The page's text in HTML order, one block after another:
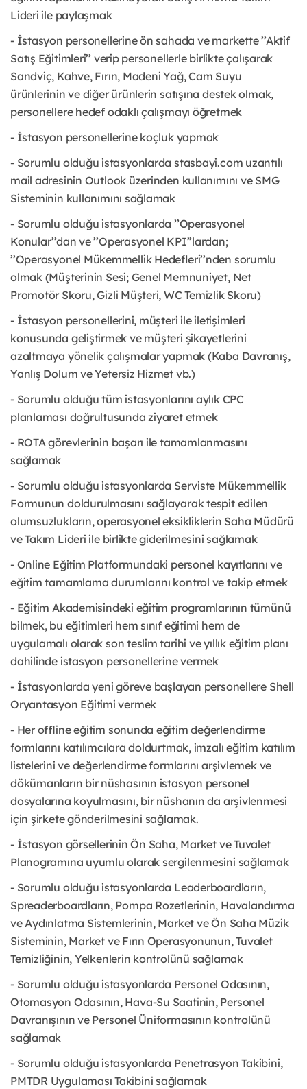
Lideri ile paylaşmak
- İstasyon personellerine ön sahada ve markette ’’Aktif
Satış Eğitimleri’’ verip personellerle birlikte çalışarak
Sandviç, Kahve, Fırın, Madeni Yağ, Cam Suyu
ürünlerinin ve diğer ürünlerin satışına destek olmak,
personellere hedef odaklı çalışmayı öğretmek
- İstasyon personellerine koçluk yapmak
- Sorumlu olduğu istasyonlarda stasbayi.com uzantılı
mail adresinin Outlook üzerinden kullanımını ve SMG
Sisteminin kullanımını sağlamak
- Sorumlu olduğu istasyonlarda ’’Operasyonel
Konular’’dan ve ’’Operasyonel KPI’’lardan;
’’Operasyonel Mükemmellik Hedefleri’’nden sorumlu
olmak (Müşterinin Sesi; Genel Memnuniyet, Net
Promotör Skoru, Gizli Müşteri, WC Temizlik Skoru)
- İstasyon personellerini, müşteri ile iletişimleri
konusunda geliştirmek ve müşteri şikayetlerini
azaltmaya yönelik çalışmalar yapmak (Kaba Davranış,
Yanlış Dolum ve Yetersiz Hizmet vb.)
- Sorumlu olduğu tüm istasyonlarını aylık CPC
planlaması doğrultusunda ziyaret etmek
- ROTA görevlerinin başarı ile tamamlanmasını
sağlamak
- Sorumlu olduğu istasyonlarda Serviste Mükemmellik
Formunun doldurulmasını sağlayarak tespit edilen
olumsuzlukların, operasyonel eksikliklerin Saha Müdürü
ve Takım Lideri ile birlikte giderilmesini sağlamak
- Online Eğitim Platformundaki personel kayıtlarını ve
eğitim tamamlama durumlarını kontrol ve takip etmek
- Eğitim Akademisindeki eğitim programlarının tümünü
bilmek, bu eğitimleri hem sınıf eğitimi hem de
uygulamalı olarak son teslim tarihi ve yıllık eğitim planı
dahilinde istasyon personellerine vermek
- İstasyonlarda yeni göreve başlayan personellere Shell
Oryantasyon Eğitimi vermek
- Her offline eğitim sonunda eğitim değerlendirme
formlarını katılımcılara doldurtmak, imzalı eğitim katılım
listelerini ve değerlendirme formlarını arşivlemek ve
dökümanların bir nüshasının istasyon personel
dosyalarına koyulmasını, bir nüshanın da arşivlenmesi
için şirkete gönderilmesini sağlamak.
- İstasyon görsellerinin Ön Saha, Market ve Tuvalet
Planogramına uyumlu olarak sergilenmesini sağlamak
- Sorumlu olduğu istasyonlarda Leaderboardların,
Spreaderboardların, Pompa Rozetlerinin, Havalandırma
ve Aydınlatma Sistemlerinin, Market ve Ön Saha Müzik
Sisteminin, Market ve Fırın Operasyonunun, Tuvalet
Temizliğinin, Yelkenlerin kontrolünü sağlamak
- Sorumlu olduğu istasyonlarda Personel Odasının,
Otomasyon Odasının, Hava-Su Saatinin, Personel
Davranışının ve Personel Üniformasının kontrolünü
sağlamak
- Sorumlu olduğu istasyonlarda Penetrasyon Takibini,
PMTDR Uygulaması Takibini sağlamak